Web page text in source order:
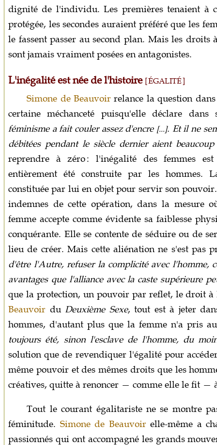
dignité de l'individu. Les premières tenaient à
protégée, les secondes auraient préféré que les
le fassent passer au second plan. Mais les droits
sont jamais vraiment posées en antagonistes.
L'inégalité est née de l'histoire [ ÉGALITÉ ]
Simone de Beauvoir relance la question
certaine méchanceté puisqu'elle déclare
féminisme a fait couler assez d'encre [...]. Et il ne
débitées pendant le siècle dernier aient
reprendre à zéro : l'inégalité des femmes
entièrement été construite par les hommes.
constituée par lui en objet pour servir son
indemnes de cette opération, dans la mesure
femme accepte comme évidente sa faiblesse
conquérante. Elle se contente de séduire ou de
lieu de créer. Mais cette aliénation ne s'est pas
d'être l'Autre, refuser la complicité avec l'homme,
avantages que l'alliance avec la caste supérieure
que la protection, un pouvoir par reflet, le droit
Beauvoir du Deuxième Sexe, tout est à jeter
hommes, d'autant plus que la femme n'a pris
toujours été, sinon l'esclave de l'homme, du
solution que de revendiquer l'égalité pour
même pouvoir et des mêmes droits que les
créatives, quitte à renoncer — comme elle le fit —
Tout le courant égalitariste ne se montre
féminitude. Simone de Beauvoir elle-même a
passionnés qui ont accompagné les grands